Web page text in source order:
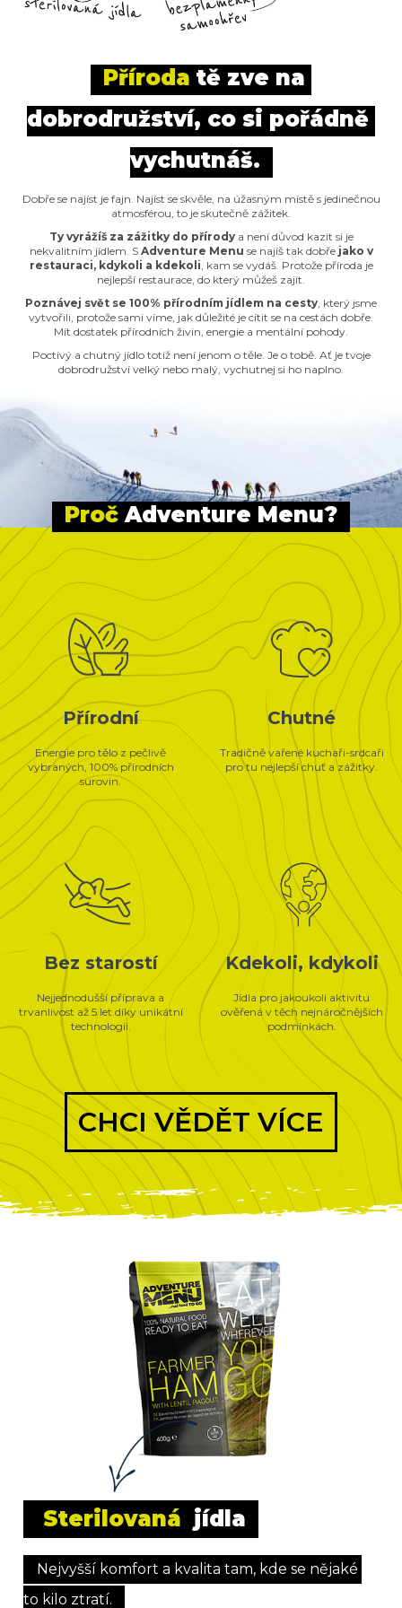
Příroda tě zve na
dobrodružství, co si pořádně
vychutnáš.
Dobře se najíst je fajn. Najíst se skvěle, na úžasným místě s jedinečnou
atmosférou, to je skutečně zážitek.
Ty vyrážíš za zážitky do přírodya není důvod kazit si je
nekvalitním jídlem. S Adventure Menu se najíš tak dobře jako v
restauraci, kdykoli a kdekoli , kam se vydáš. Protože příroda je
nejlepší restaurace, do který můžeš zajít.
Poznávej svět se 100% přírodním jídlem na cesty , který jsme
vytvořili, protože sami víme, jak důležité je cítit se na cestách dobře.
Mít dostatek přírodních živin, energie a mentální pohody.
Poctivý a chutný jídlo totiž není jenom o těle. Je o tobě. Ať je tvoje
dobrodružství velký nebo malý, vychutnej si ho naplno.
Proč Adventure Menu?
Přírodní
Energie pro tělo z pečlivě
vybraných, 100% přírodních
surovin.
Chutné
Tradičně vařené kuchaři-srdcaři
pro tu nejlepší chuť a zážitky.
Bez starostí
Nejjednodušší příprava a
trvanlivost až 5 let díky unikátní
technologii.
Kdekoli, kdykoli
Jídla pro jakoukoli aktivitu
ověřená v těch nejnáročnějších
podmínkách.
CHCI VĚDĚT VÍCE
Sterilovaná jídla
Nejvyšší komfort a kvalita tam, kde se nějaké
to kilo ztratí.
u
JELENÍ
BRAMBOROVÝMI
Kč